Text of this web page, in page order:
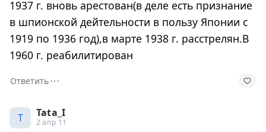
1937 г. вновь арестован(в деле есть признание
в шпионской дейтельности в пользу Японии с
1919 по 1936 год),в марте 1938 г. расстрелян.В
1960 г. реабилитирован
Ответить⋯
T Tata_I
2 апр 11